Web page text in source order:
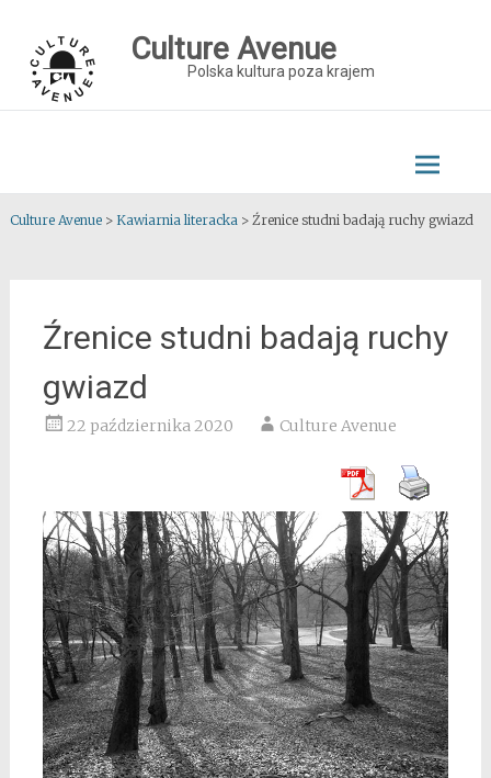
content
Culture Avenue
Polska kultura poza krajem
Culture Avenue> Kawiarnia literacka> Źrenice studni badają ruchy gwiazd
Źrenice studni badają ruchy
gwiazd
22 października 2020 Culture Avenue